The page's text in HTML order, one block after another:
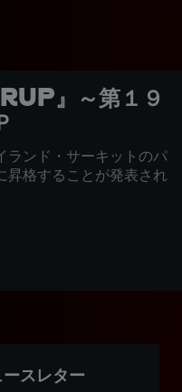
』～第１９
ランド・サーキットのパ
昇格することが発表され
スレター